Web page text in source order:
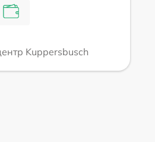
Kuppersbusch